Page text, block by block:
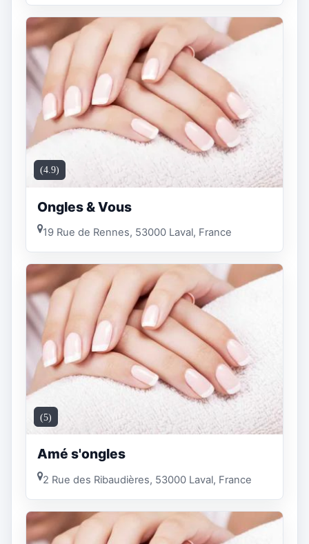
(4.9)
Ongles & Vous
19 Rue de Rennes, 53000 Laval, France
(5)
Amé s'ongles
2 Rue des Ribaudières, 53000 Laval, France